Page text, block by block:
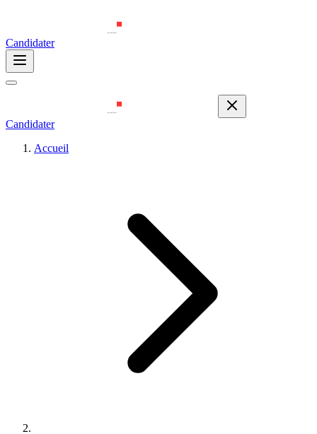
Candidater
Candidater
Accueil